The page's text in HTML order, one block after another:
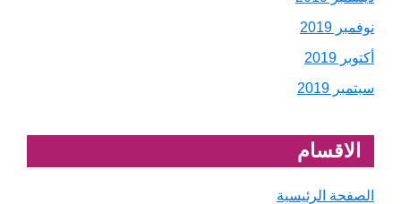
نوفمبر 2019
أكتوبر 2019
سبتمبر 2019
الاقسام
الصفحة الرئيسية